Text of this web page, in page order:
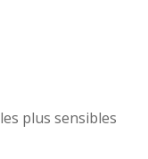
plus sensibles